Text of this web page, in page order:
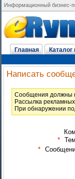
Информационный бизнес-
Главная
Написать
Cообщения должны
Рассылка
При обнаружении
*
*